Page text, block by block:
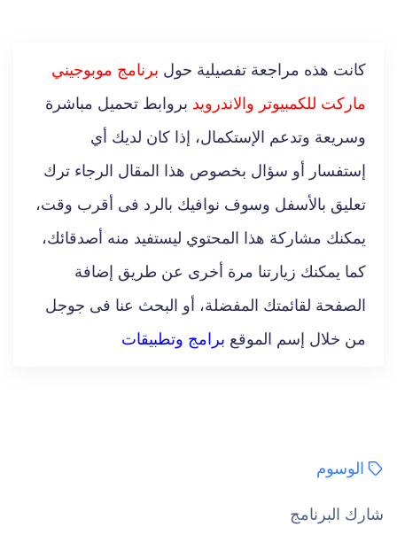
كانت هذه مراجعة تفصيلية حول برنامج موبوجيني
ماركت للكمبيوتر والاندرويد بروابط تحميل مباشرة
وسريعة وتدعم الإستكمال، إذا كان لديك أي
إستفسار أو سؤال بخصوص هذا المقال الرجاء ترك
تعليق بالأسفل وسوف نوافيك بالرد فى أقرب وقت،
يمكنك مشاركة هذا المحتوي ليستفيد منه أصدقائك،
كما يمكنك زيارتنا مرة أخرى عن طريق إضافة
الصفحة لقائمتك المفضلة، أو البحث عنا فى جوجل
من خلال إسم الموقع برامج وتطبيقات
الوسوم
شارك البرنامج